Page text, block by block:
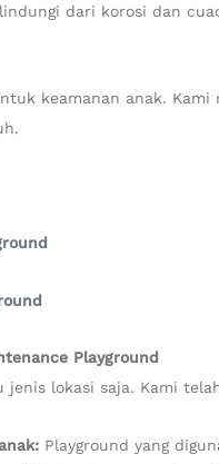
dari korosi dan
keamanan anak.
Playground
lokasi saja. Kami
Playground yang